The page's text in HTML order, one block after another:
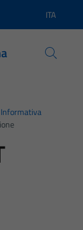
Lingua
ITA